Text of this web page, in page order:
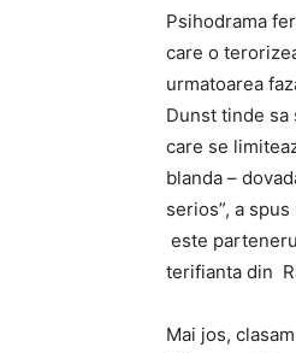
Psihodrama
care o
urmatoarea
Dunst tinde sa
care se
blanda –
serios”, a
este
terifianta din
Mai jos,